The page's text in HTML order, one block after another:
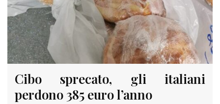
Cibo sprecato, gli italiani
perdono 385 euro l’anno